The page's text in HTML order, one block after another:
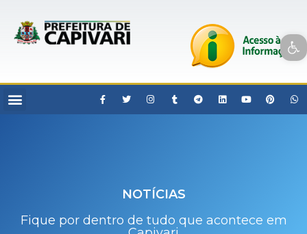
Open toolbar
NOTÍCIAS
Fique por dentro de tudo que acontece em